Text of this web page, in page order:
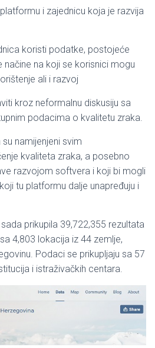
i zajednicu koja je razvija
koristi podatke, postojeće
na koji se korisnici mogu
ali i razvoj
kroz neformalnu diskusiju sa
podacima o kvalitetu zraka.
namijenjeni svim
kvaliteta zraka, a posebno
razvojom softvera i koji bi mogli
tu platformu dalje unapređuju i
prikupila 39,722,355 rezultata
4,803 lokacija iz 44 zemlje,
Podaci se prikupljaju sa 57
i istraživačkih centara.